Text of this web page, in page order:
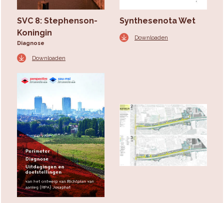
SVC 8: Stephenson-
Koningin
Diagnose
Downloaden
Synthesenota Wet
Downloaden